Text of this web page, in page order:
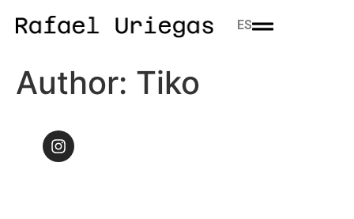
ES
Author: Tiko